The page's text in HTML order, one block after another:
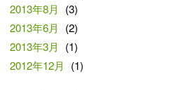
2013年8月
(3)
2013年6月
(2)
2013年3月
(1)
2012年12月
(1)